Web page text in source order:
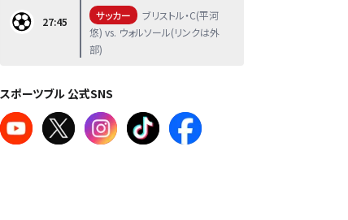
27:45 サッカー
ブリストル・C(平河
悠) vs. ウォルソール(リンクは外
部)
スポーツブル 公式SNS